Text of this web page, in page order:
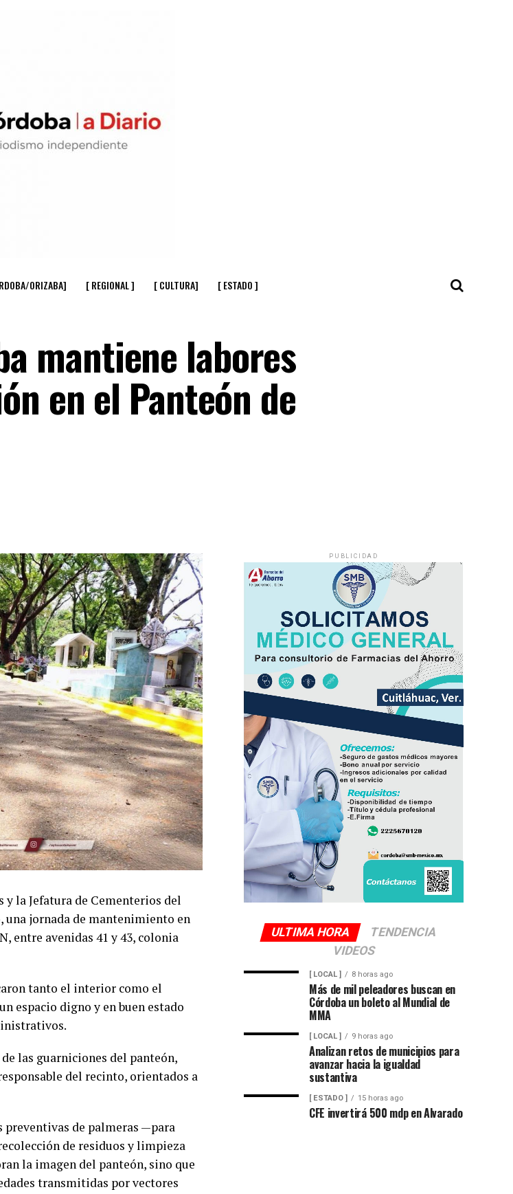
ORIZABA] [ REGIONAL ] [ CULTURA] [ ESTADO ]
mantiene labores
en el Panteón de
y la Jefatura de Cementerios del
una jornada de mantenimiento en
entre avenidas 41 y 43, colonia
tanto el interior como el
espacio digno y en buen estado
las guarniciones del panteón,
del recinto, orientados a
preventivas de palmeras —para
de residuos y limpieza
la imagen del panteón, sino que
transmitidas por vectores
PUBLICIDAD
ULTIMA HORA
TENDENCIA
VIDEOS
[ LOCAL ] 8 horas ago
Más de mil peleadores buscan en
Córdoba un boleto al Mundial de
MMA
[ LOCAL ] 9 horas ago
Analizan retos de municipios para
avanzar hacia la igualdad
sustantiva
[ ESTADO ] 15 horas ago
CFE invertirá 500 mdp en Alvarado